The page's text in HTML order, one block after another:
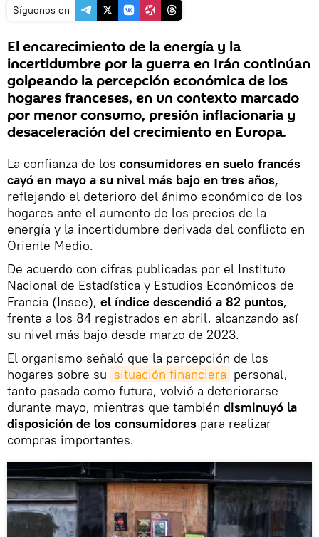
Síguenos en
El encarecimiento de la energía y la
incertidumbre por la guerra en Irán continúan
golpeando la percepción económica de los
hogares franceses, en un contexto marcado
por menor consumo, presión inflacionaria y
desaceleración del crecimiento en Europa.
La confianza de los consumidores en suelo francés
cayó en mayo a su nivel más bajo en tres años,
reflejando el deterioro del ánimo económico de los
hogares ante el aumento de los precios de la
energía y la incertidumbre derivada del conflicto en
Oriente Medio.
De acuerdo con cifras publicadas por el Instituto
Nacional de Estadística y Estudios Económicos de
Francia (Insee), el índice descendió a 82 puntos,
frente a los 84 registrados en abril, alcanzando así
su nivel más bajo desde marzo de 2023.
El organismo señaló que la percepción de los
hogares sobre su situación financiera personal,
tanto pasada como futura, volvió a deteriorarse
durante mayo, mientras que también disminuyó la
disposición de los consumidores para realizar
compras importantes.